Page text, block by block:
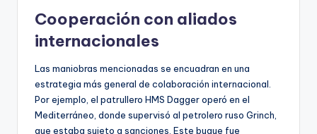
Cooperación con aliados
internacionales
Las maniobras mencionadas se encuadran en una
estrategia más general de colaboración internacional.
Por ejemplo, el patrullero HMS Dagger operó en el
Mediterráneo, donde supervisó al petrolero ruso Grinch,
que estaba sujeto a sanciones. Este buque fue